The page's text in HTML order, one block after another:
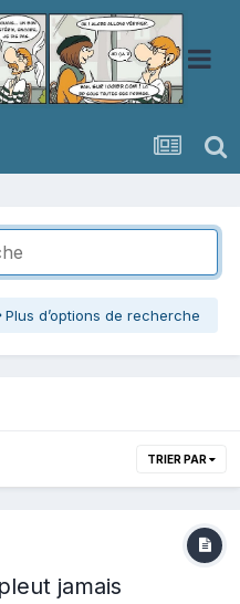
Plus d’options de recherche
TRIER PAR
jamais